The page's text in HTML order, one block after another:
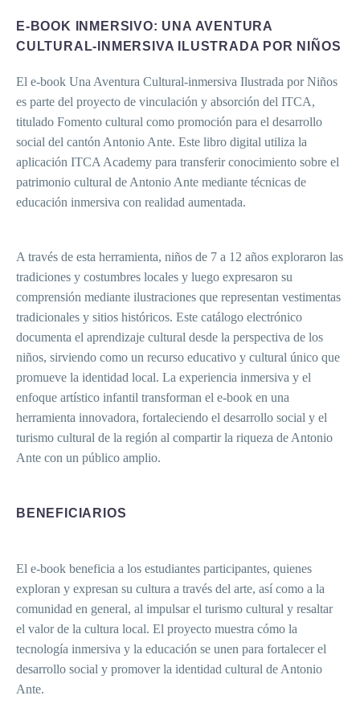
E-BOOK INMERSIVO: UNA AVENTURA
CULTURAL-INMERSIVA ILUSTRADA POR NIÑOS
El e-book Una Aventura Cultural-inmersiva Ilustrada por Niños
es parte del proyecto de vinculación y absorción del ITCA,
titulado Fomento cultural como promoción para el desarrollo
social del cantón Antonio Ante. Este libro digital utiliza la
aplicación ITCA Academy para transferir conocimiento sobre el
patrimonio cultural de Antonio Ante mediante técnicas de
educación inmersiva con realidad aumentada.
A través de esta herramienta, niños de 7 a 12 años exploraron las
tradiciones y costumbres locales y luego expresaron su
comprensión mediante ilustraciones que representan vestimentas
tradicionales y sitios históricos. Este catálogo electrónico
documenta el aprendizaje cultural desde la perspectiva de los
niños, sirviendo como un recurso educativo y cultural único que
promueve la identidad local. La experiencia inmersiva y el
enfoque artístico infantil transforman el e-book en una
herramienta innovadora, fortaleciendo el desarrollo social y el
turismo cultural de la región al compartir la riqueza de Antonio
Ante con un público amplio.
BENEFICIARIOS
El e-book beneficia a los estudiantes participantes, quienes
exploran y expresan su cultura a través del arte, así como a la
comunidad en general, al impulsar el turismo cultural y resaltar
el valor de la cultura local. El proyecto muestra cómo la
tecnología inmersiva y la educación se unen para fortalecer el
desarrollo social y promover la identidad cultural de Antonio
Ante.